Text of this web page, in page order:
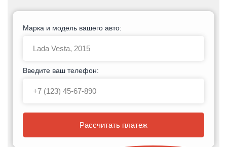
Марка и модель вашего авто:
Введите ваш телефон:
Рассчитать платеж